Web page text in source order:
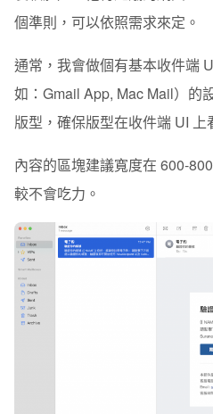
個準則，可以依照需求來定。
通常，我會做個有基本收件端
如：Gmail App, Mac Mail）的
版型 ，確保版型在收件端 UI 上
內容的區塊建議寬度在 600-
較不會吃力。